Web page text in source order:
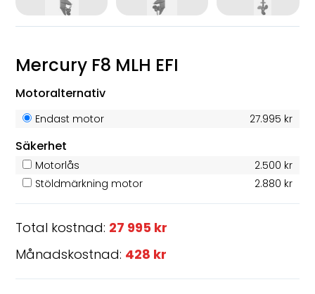
Mercury F8 MLH EFI
Motoralternativ
Endast motor 27.995 kr
Säkerhet
Motorlås
2.500 kr
Stöldmärkning motor
2.880 kr
Total kostnad: 27 995 kr
Månadskostnad: 428 kr